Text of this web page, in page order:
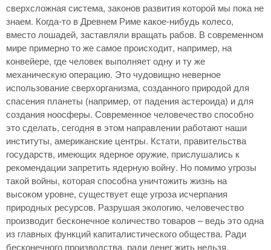
сверхсложная система, законов развития которой мы пока не
знаем. Когда-то в Древнем Риме какое-нибудь колесо,
вместо лошадей, заставляли вращать рабов. В современном
мире примерно то же самое происходит, например, на
конвейере, где человек выполняет одну и ту же
механическую операцию. Это чудовищно неверное
использование сверхорганизма, созданного природой для
спасения планеты (например, от падения астероида) и для
создания ноосферы. Современное человечество способно
это сделать, сегодня в этом направлении работают наши
институты, американские центры. Кстати, правительства
государств, имеющих ядерное оружие, прислушались к
рекомендации запретить ядерную войну. Но помимо угрозы
такой войны, которая способна уничтожить жизнь на
высоком уровне, существует еще угроза исчерпания
природных ресурсов. Разрушая экологию, человечество
производит бесконечное количество товаров – ведь это одна
из главных функций капиталистического общества. Ради
бесконечного производства, ради денег жить нельзя,